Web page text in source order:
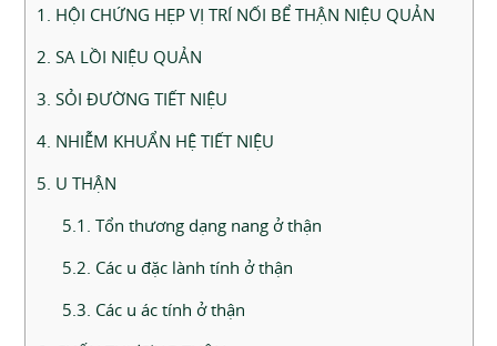
1. HỘI CHỨNG HẸP VỊ TRÍ NỐI BỂ THẬN NIỆU QUẢN
2. SA LỒI NIỆU QUẢN
3. SỎI ĐƯỜNG TIẾT NIỆU
4. NHIỄM KHUẨN HỆ TIẾT NIỆU
5. U THẬN
5.1. Tổn thương dạng nang ở thận
5.2. Các u đặc lành tính ở thận
5.3. Các u ác tính ở thận